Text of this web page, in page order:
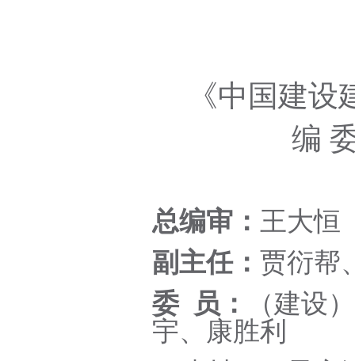
《中国建
编
总编审： 王大恒
副主任： 贾衍帮
委
员：
（建设
宇、康胜利